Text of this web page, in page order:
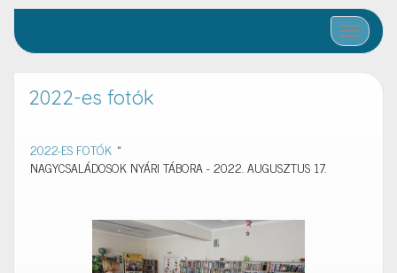
Toggle
2022-es fotók
2022-ES FOTÓK »
NAGYCSALÁDOSOK NYÁRI TÁBORA - 2022. AUGUSZTUS 17.